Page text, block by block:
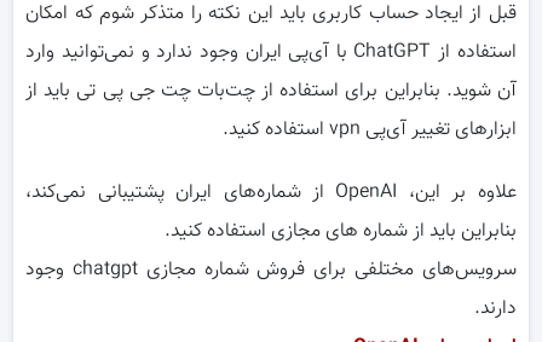
قبل از ایجاد حساب کاربری باید این نکته را متذکر شوم که امکان
استفاده از ChatGPT با آی‌پی ایران وجود ندارد و نمی‌توانید وارد
آن شوید. بنابراین برای استفاده از چت‌بات چت جی پی تی باید از
ابزارهای تغییر آی‌پی vpn استفاده کنید.
علاوه بر این، OpenAI از شماره‌های ایران پشتیبانی نمی‌کند،
بنابراین باید از شماره های مجازی استفاده کنید.
سرویس‌های مختلفی برای فروش شماره مجازی chatgpt وجود
دارند.